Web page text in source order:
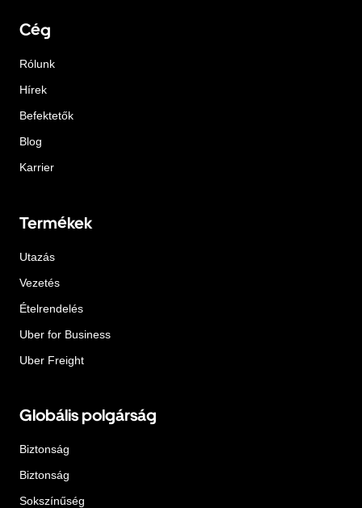
Cég
Rólunk
Hírek
Befektetők
Blog
Karrier
Termékek
Utazás
Vezetés
Ételrendelés
Uber for Business
Uber Freight
Globális polgárság
Biztonság
Biztonság
Sokszínűség